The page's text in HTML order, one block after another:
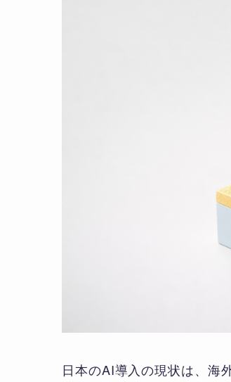
日本のAI導入の現状は、海